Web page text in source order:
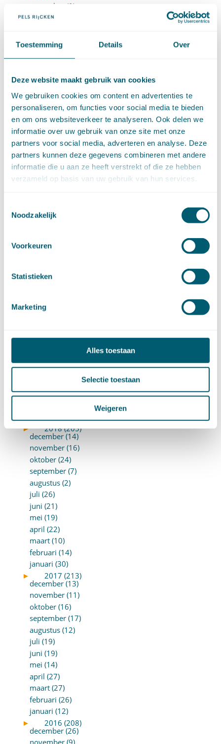
Toestemming Details Over
Deze website maakt gebruik van cookies
We gebruiken cookies om content en advertenties te
personaliseren, om functies voor social media te bieden
en om ons websiteverkeer te analyseren. Ook delen we
informatie over uw gebruik van onze site met onze
partners voor social media, adverteren en analyse. Deze
partners kunnen deze gegevens combineren met andere
informatie die u aan ze heeft verstrekt of die ze hebben
verzameld op basis van uw gebruik van hun services.
Noodzakelijk
Voorkeuren
Statistieken
Marketing
Alles toestaan
Selectie toestaan
Weigeren
november (9)
oktober (13)
augustus (7)
mei (6)
maart (14)
februari (11)
januari (15)
►
2020 (154)
december (6)
november (14)
oktober (14)
september (8)
juni (14)
maart (15)
►
2019 (147)
oktober (13)
augustus (10)
mei (14)
maart (10)
►
2018 (205)
december (14)
november (16)
oktober (24)
september (7)
augustus (2)
juli (26)
juni (21)
mei (19)
april (22)
maart (10)
februari (14)
januari (30)
►
2017 (213)
december (13)
november (11)
oktober (16)
september (17)
augustus (12)
juli (19)
juni (19)
mei (14)
april (27)
maart (27)
februari (26)
januari (12)
►
2016 (208)
december (26)